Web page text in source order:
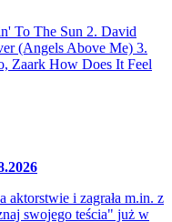
To The Sun 2. David
(Angels Above Me) 3.
Zaark How Does It Feel
aktorstwie i zagrała m.in. z
swojego teścia" już w